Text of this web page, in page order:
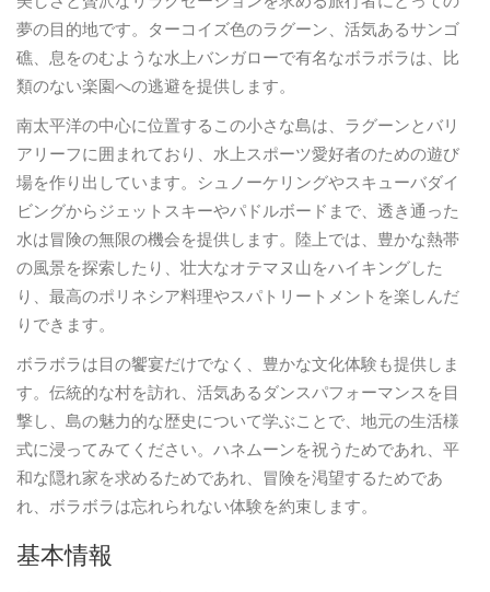
夢の目的地です。ターコイズ色のラグーン、活気あるサンゴ
礁、息をのむような水上バンガローで有名なボラボラは、比
類のない楽園への逃避を提供します。
南太平洋の中心に位置するこの小さな島は、ラグーンとバリ
アリーフに囲まれており、水上スポーツ愛好者のための遊び
場を作り出しています。シュノーケリングやスキューバダイ
ビングからジェットスキーやパドルボードまで、透き通った
水は冒険の無限の機会を提供します。陸上では、豊かな熱帯
の風景を探索したり、壮大なオテマヌ山をハイキングした
り、最高のポリネシア料理やスパトリートメントを楽しんだ
りできます。
ボラボラは目の饗宴だけでなく、豊かな文化体験も提供しま
す。伝統的な村を訪れ、活気あるダンスパフォーマンスを目
撃し、島の魅力的な歴史について学ぶことで、地元の生活様
式に浸ってみてください。ハネムーンを祝うためであれ、平
和な隠れ家を求めるためであれ、冒険を渇望するためであ
れ、ボラボラは忘れられない体験を約束します。
基本情報